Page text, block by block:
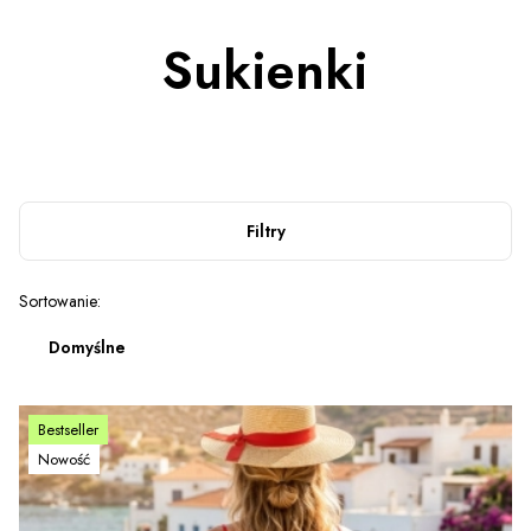
Sukienki
Filtry
Lista produktów
Sortowanie:
Domyślne
Bestseller
Nowość